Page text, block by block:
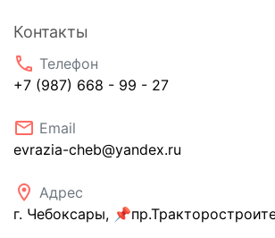
Контакты
phone Телефон
+7 (987) 668 - 99 - 27
email Email
evrazia-cheb@yandex.ru
location_on Адрес
г. Чебоксары,